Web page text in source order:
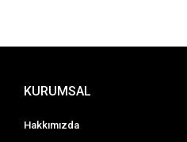
KURUMSAL
Hakkımızda